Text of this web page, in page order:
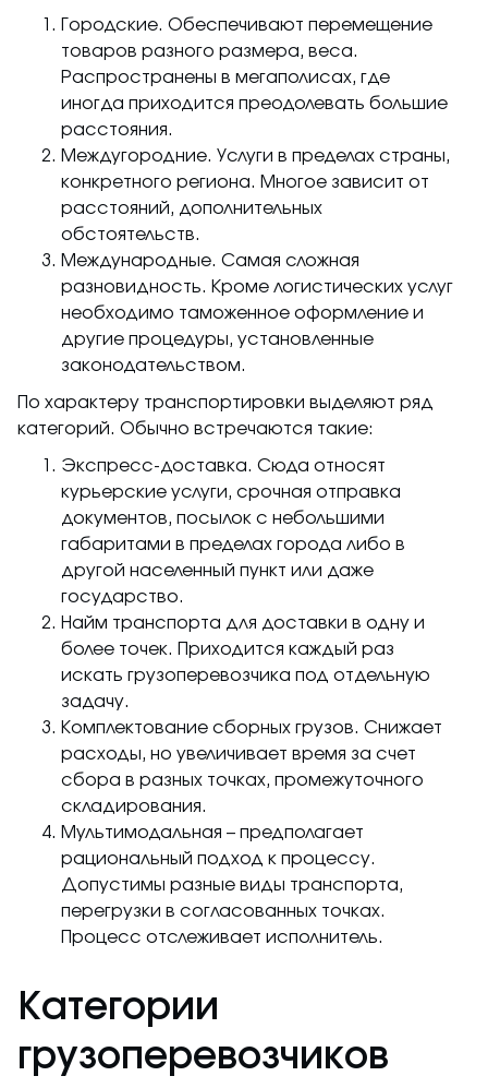
Городские. Обеспечивают перемещение
товаров разного размера, веса.
Распространены в мегаполисах, где
иногда приходится преодолевать большие
расстояния.
Междугородние. Услуги в пределах страны,
конкретного региона. Многое зависит от
расстояний, дополнительных
обстоятельств.
Международные. Самая сложная
разновидность. Кроме логистических услуг
необходимо таможенное оформление и
другие процедуры, установленные
законодательством.
По характеру транспортировки выделяют ряд
категорий. Обычно встречаются такие:
Экспресс-доставка. Сюда относят
курьерские услуги, срочная отправка
документов, посылок с небольшими
габаритами в пределах города либо в
другой населенный пункт или даже
государство.
Найм транспорта для доставки в одну и
более точек. Приходится каждый раз
искать грузоперевозчика под отдельную
задачу.
Комплектование сборных грузов. Снижает
расходы, но увеличивает время за счет
сбора в разных точках, промежуточного
складирования.
Мультимодальная – предполагает
рациональный подход к процессу.
Допустимы разные виды транспорта,
перегрузки в согласованных точках.
Процесс отслеживает исполнитель.
Категории
грузоперевозчиков